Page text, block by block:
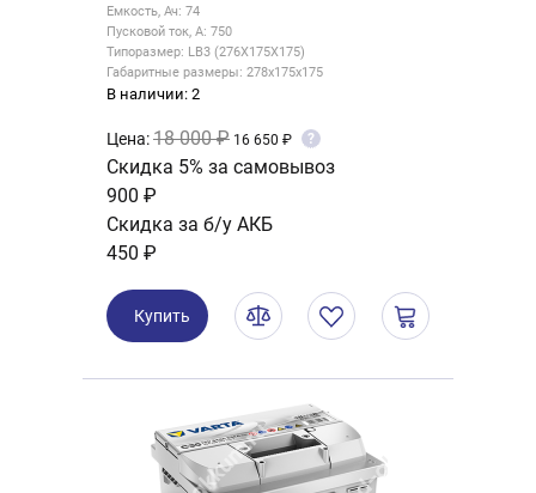
Емкость, Ач: 74
Пусковой ток, А: 750
Типоразмер: LB3 (276X175X175)
Габаритные размеры: 278х175х175
В наличии: 2
Цена:18 000 ₽ 16 650 ₽ ?
Скидка 5% за самовывоз
900 ₽
Скидка за б/у АКБ
450 ₽
Купить